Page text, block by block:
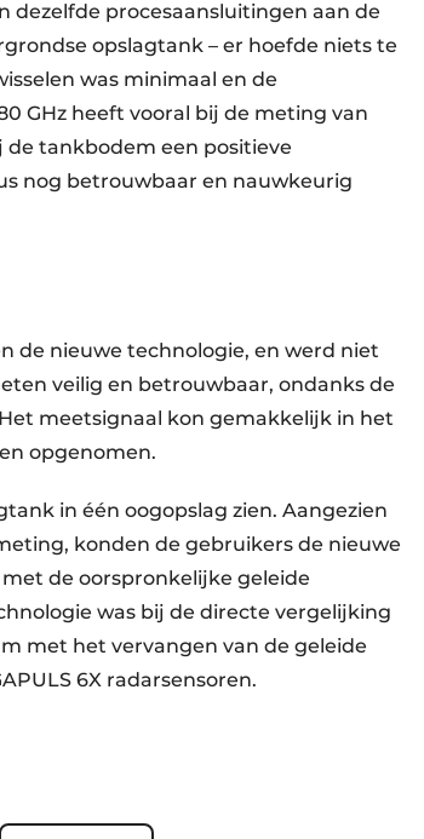
dezelfde procesaansluitingen aan de
opslagtank – er hoefde niets te
was minimaal en de
GHz heeft vooral bij de meting van
tankbodem een positieve
nog betrouwbaar en nauwkeurig
de nieuwe technologie, en werd niet
veilig en betrouwbaar, ondanks de
meetsignaal kon gemakkelijk in het
opgenomen.
in één oogopslag zien. Aangezien
konden de gebruikers de nieuwe
de oorspronkelijke geleide
was bij de directe vergelijking
met het vervangen van de geleide
6X radarsensoren.